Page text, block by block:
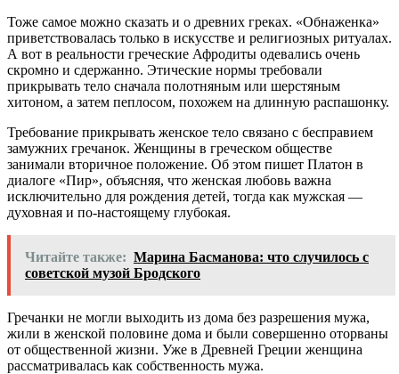
Тоже самое можно сказать и о древних греках. «Обнаженка»
приветствовалась только в искусстве и религиозных ритуалах.
А вот в реальности греческие Афродиты одевались очень
скромно и сдержанно. Этические нормы требовали
прикрывать тело сначала полотняным или шерстяным
хитоном, а затем пеплосом, похожем на длинную распашонку.
Требование прикрывать женское тело связано с бесправием
замужних гречанок. Женщины в греческом обществе
занимали вторичное положение. Об этом пишет Платон в
диалоге «Пир», объясняя, что женская любовь важна
исключительно для рождения детей, тогда как мужская —
духовная и по-настоящему глубокая.
Читайте также: Марина Басманова: что случилось с
советской музой Бродского
Гречанки не могли выходить из дома без разрешения мужа,
жили в женской половине дома и были совершенно оторваны
от общественной жизни. Уже в Древней Греции женщина
рассматривалась как собственность мужа.